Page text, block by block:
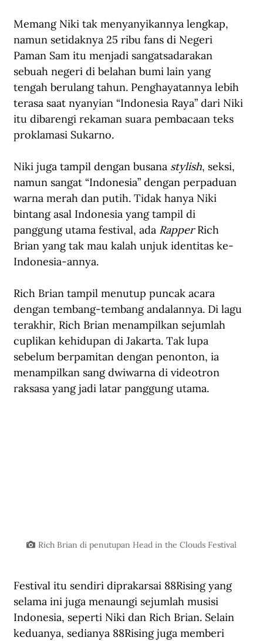
Memang Niki tak menyanyikannya lengkap,
namun setidaknya 25 ribu fans di Negeri
Paman Sam itu menjadi sangatsadarakan
sebuah negeri di belahan bumi lain yang
tengah berulang tahun. Penghayatannya lebih
terasa saat nyanyian “Indonesia Raya” dari Niki
itu dibarengi rekaman suara pembacaan teks
proklamasi Sukarno.
Niki juga tampil dengan busana stylish, seksi,
namun sangat “Indonesia” dengan perpaduan
warna merah dan putih. Tidak hanya Niki
bintang asal Indonesia yang tampil di
panggung utama festival, ada Rapper Rich
Brian yang tak mau kalah unjuk identitas ke-
Indonesia-annya.
Rich Brian tampil menutup puncak acara
dengan tembang-tembang andalannya. Di lagu
terakhir, Rich Brian menampilkan sejumlah
cuplikan kehidupan di Jakarta. Tak lupa
sebelum berpamitan dengan penonton, ia
menampilkan sang dwiwarna di videotron
raksasa yang jadi latar panggung utama.
Rich Brian di penutupan Head in the Clouds Festival
Festival itu sendiri diprakarsai 88Rising yang
selama ini juga menaungi sejumlah musisi
Indonesia, seperti Niki dan Rich Brian. Selain
keduanya, sedianya 88Rising juga memberi